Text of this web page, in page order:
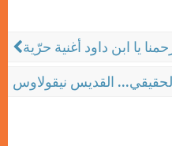
يا ابن داود أغنية حرّية
القديس نيقولاوس